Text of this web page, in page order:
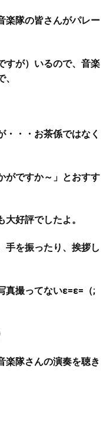
楽隊の皆さんがパレー
すが）いるので、音楽
・・・お茶係ではなく
がですか～」とおすす
好評でしたよ。
手を振ったり、挨拶し
真撮ってないε=ε=（;
楽隊さんの演奏を聴き